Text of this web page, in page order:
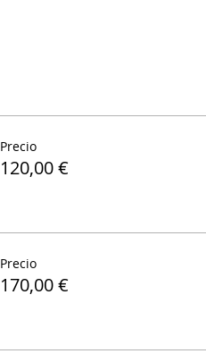
Precio
120,00 €
Precio
170,00 €